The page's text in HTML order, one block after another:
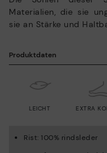
Materialien, die sie
sie an Stärke und
Produktdaten
LEICHT EXTRA
Rist: 100% rindsleder